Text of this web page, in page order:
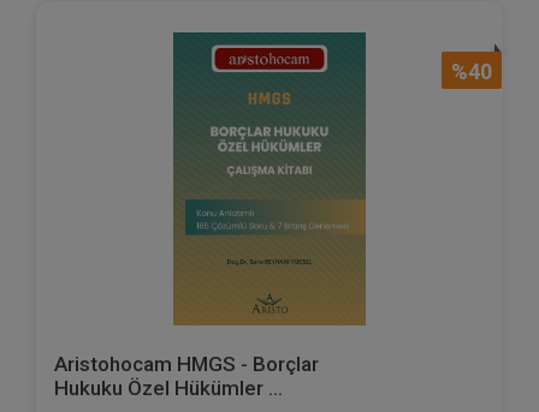
%40
Aristohocam HMGS - Borçlar
Hukuku Özel Hükümler ...